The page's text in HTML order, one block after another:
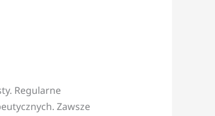
Regularne
Zawsze